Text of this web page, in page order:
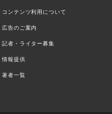
コンテンツ利用について
広告のご案内
記者・ライター募集
情報提供
著者一覧